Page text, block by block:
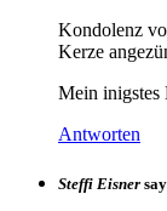
Kondolenz
Kerze
Mein inigstes
Antworten
Steffi Eisner